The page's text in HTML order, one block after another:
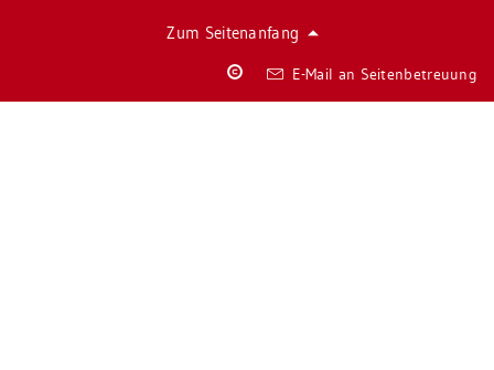
Zum Sei­ten­an­fang
E-Mail an Sei­ten­be­treu­ung
Co­